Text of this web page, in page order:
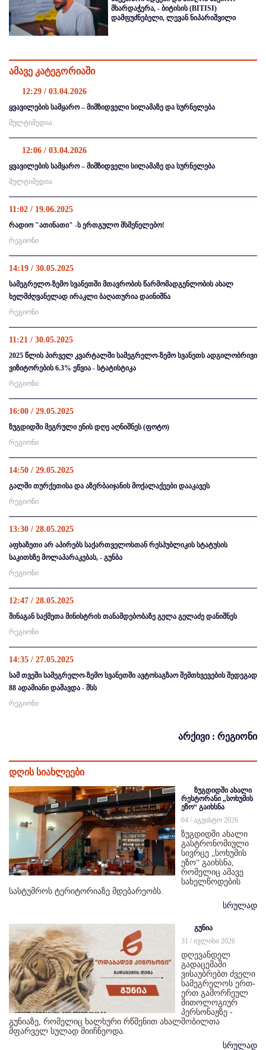
მხარდაჭერა, - ბიტისის (BITISI)
დამფუძნებელი, ლევან ნიპარიშვილი
ამავე კატეგორიაში
12:29 / 03.04.2026
ყვავილების სამყარო – მიმზიდველი სილამაზე და სურნელება
მულტიმედია
12:06 / 03.04.2026
ყვავილების სამყარო – მიმზიდველი სილამაზე და სურნელება
მულტიმედია
11:02 / 19.06.2025
რადიო "ათინათი" -ს ერთგულო მსმენელებო!
რეგიონი
14:19 / 30.05.2025
სამეგრელო-ზემო სვანეთში მთავრობის წარმომადგენლობის ახალ
ხელმძღვანელად ირაკლი ბაღათურია დაინიშნა
რეგიონი
11:21 / 30.05.2025
2025 წლის პირველ კვარტალში სამეგრელო-ზემო სვანეთს ადგილობრივი
ვიზიტორების 6.3% ეწვია - სტატისტიკა
რეგიონი
16:00 / 29.05.2025
ზუგდიდში მეგრული ენის დღე აღნიშნეს (ფოტო)
რეგიონი
14:50 / 29.05.2025
გალში თურქეთისა და აზერბაიჯანის მოქალაქეები დააკავეს
რეგიონი
13:30 / 28.05.2025
აფხაზეთი არ აპირებს საქართველოსთან რესპუბლიკის სტატუსის
საკითხზე მოლაპარაკებას, - გუნბა
რეგიონი
12:47 / 28.05.2025
შინაგან საქმეთა მინისტრის თანამდებობაზე გელა გელაძე დანიშნეს
რეგიონი
14:35 / 27.05.2025
სამ თვეში სამეგრელო-ზემო სვანეთში ავტოსაგზაო შემთხვევების შედეგად
88 ადამიანი დაშავდა - შსს
რეგიონი
არქივი : რეგიონი
დღის სიახლეები
ზუგდიდში ახალი
რესტორანი „სოხუმის
ეზო“ გაიხსნა
04 / აგვისტო 2026
ზუგდიდში ახალი
გასტრონომიული
სივრცე „სოხუმის
ეზო“ გაიხსნა,
რომელიც ამავე
სახელწოდების
სასტუმროს ტერიტორიაზე მდებარეობს.
სრულად
გუნია
31 / ივლისი 2026
დღევანდელ
გადაცემაში
ვისაუბრებთ ძველი
სამეგრელოს ერთ-
ერთ გამორჩეულ
მითოლოგიურ
პერსონაჟზე -
გუნიაზე, რომელიც ხალხური რწმენით ახალშობილთა
მფარველ სულად მიიჩნეოდა.
სრულად